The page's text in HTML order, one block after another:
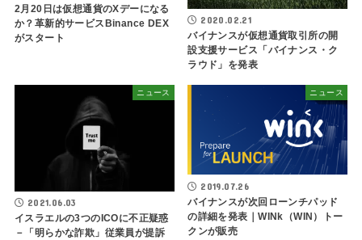
2月20日は仮想通貨のXデーになる
か？革新的サービスBinance DEX
がスタート
2020.02.21
バイナンスが仮想通貨取引所の開
設支援サービス「バイナンス・ク
ラウド」を発表
ニュース
2021.06.03
イスラエルの3つのICOに不正疑惑
－「明らかな詐欺」従業員が提訴
ニュース
2019.07.26
バイナンスが次回ローンチパッド
の詳細を発表｜WINk（WIN）トー
クンが販売